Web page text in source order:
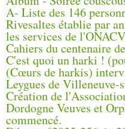
A- Liste des 146
Rivesaltes établie par
les services de
Cahiers du centenaire
C'est quoi un harki !
(Cœurs de harkis)
Leygues de Villeneuve-
Création de
Dordogne Veuves et
commencé.